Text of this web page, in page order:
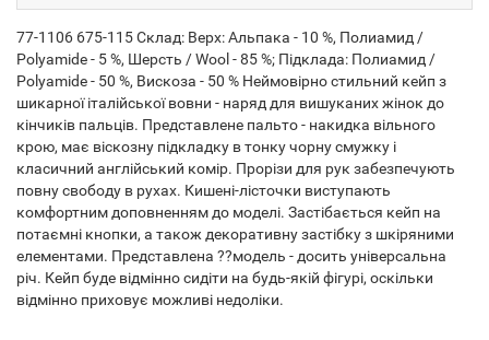
77-1106 675-115 Склад: Верх: Альпака - 10 %, Полиамид /
Polyamide - 5 %, Шерсть / Wool - 85 %; Підклада: Полиамид /
Polyamide - 50 %, Вискоза - 50 % Неймовірно стильний кейп з
шикарної італійської вовни - наряд для вишуканих жінок до
кінчиків пальців. Представлене пальто - накидка вільного
крою, має віскозну підкладку в тонку чорну смужку і
класичний англійський комір. Прорізи для рук забезпечують
повну свободу в рухах. Кишені-лісточки виступають
комфортним доповненням до моделі. Застібається кейп на
потаємні кнопки, а також декоративну застібку з шкіряними
елементами. Представлена ??модель - досить універсальна
річ. Кейп буде відмінно сидіти на будь-якій фігурі, оскільки
відмінно приховує можливі недоліки.